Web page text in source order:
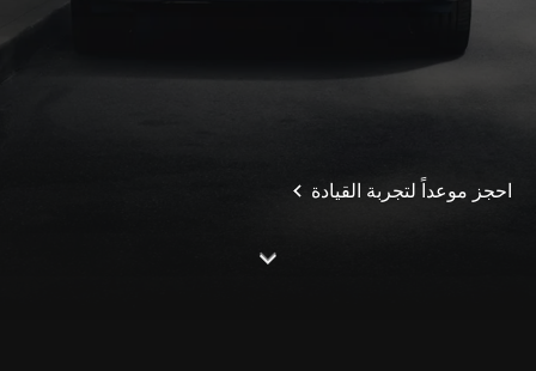
احجز موعداً لتجربة القيادة
S
c
o
l
l
o
w